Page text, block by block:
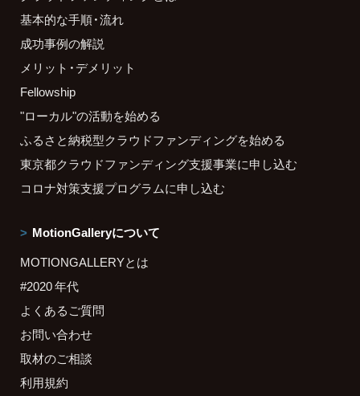
基本的な手順・流れ
成功事例の解説
メリット・デメリット
Fellowship
"ローカル"の活動を始める
ふるさと納税型クラウドファンディングを始める
東京都クラウドファンディング支援事業に申し込む
コロナ対策支援プログラムに申し込む
MotionGalleryについて
MOTIONGALLERYとは
#2020 年代
よくあるご質問
お問い合わせ
取材のご相談
利用規約